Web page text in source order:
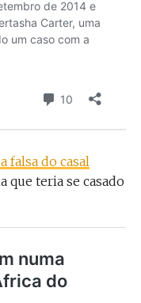
falsa do casal
que teria se casado